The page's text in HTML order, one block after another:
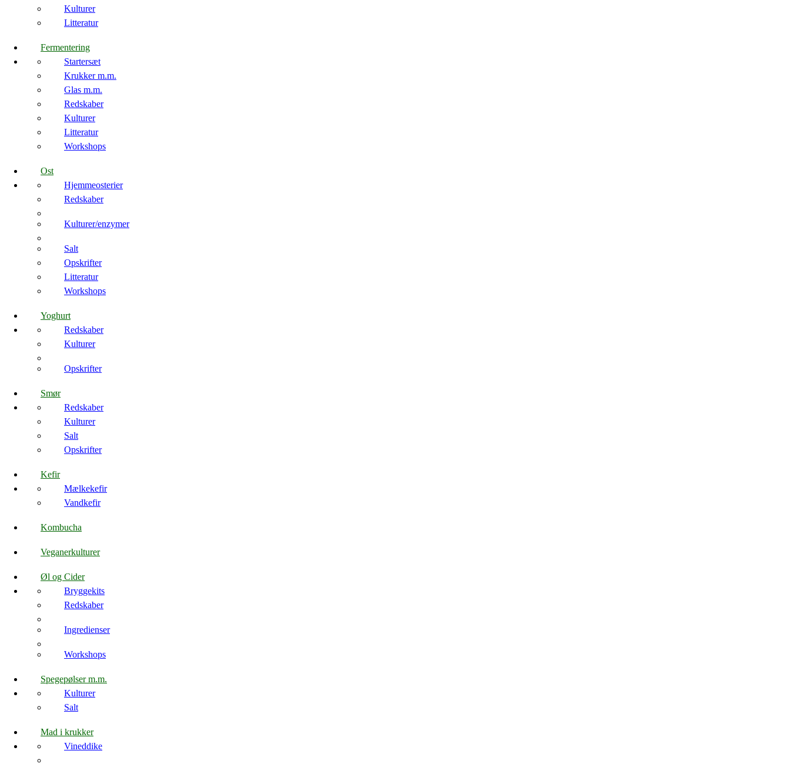
Kulturer
Litteratur
Fermentering
Startersæt
Krukker m.m.
Glas m.m.
Redskaber
Kulturer
Litteratur
Workshops
Ost
Hjemmeosterier
Redskaber
Kulturer/enzymer
Salt
Opskrifter
Litteratur
Workshops
Yoghurt
Redskaber
Kulturer
Opskrifter
Smør
Redskaber
Kulturer
Salt
Opskrifter
Kefir
Mælkekefir
Vandkefir
Kombucha
Veganerkulturer
Øl og Cider
Bryggekits
Redskaber
Ingredienser
Workshops
Spegepølser m.m.
Kulturer
Salt
Mad i krukker
Vineddike